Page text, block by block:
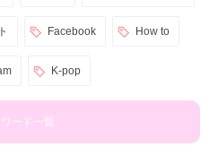
Facebook How to
K-pop
ード一覧